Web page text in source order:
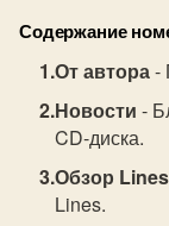
Содержание
От автора-
Новости -
CD-диска.
Обзор Lines
Lines.